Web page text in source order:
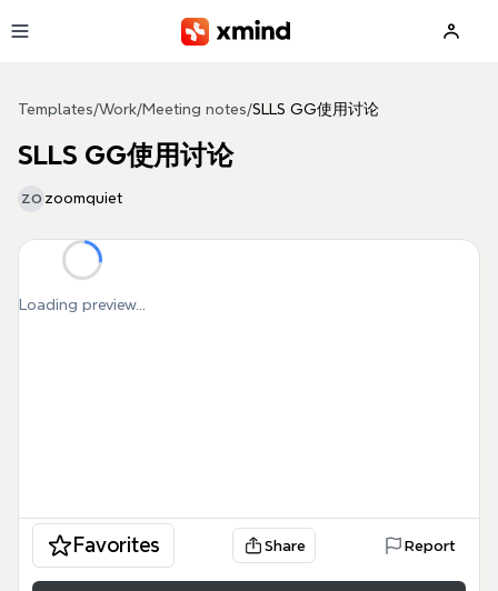
Templates/Work/Meeting notes/SLLS GG使用讨论
SLLS GG使用讨论
ZO zoomquiet
Loading preview...
Favorites Share Report